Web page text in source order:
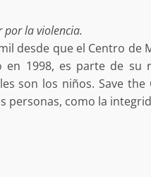
por la violencia.
desde que el Centro
1998, es parte de su
son los niños. Save
personas, como la